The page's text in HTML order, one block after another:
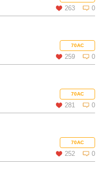
263 0
コメントを見る70AC
259 0
コメントを見る70AC
281 0
コメントを見る70AC
252 0